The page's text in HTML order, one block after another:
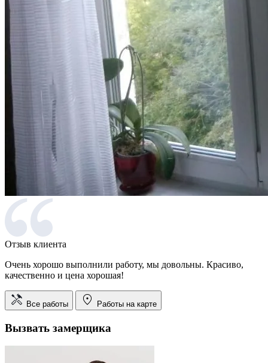
Отзыв клиента
Очень хорошо выполнили работу, мы довольны. Красиво,
качественно и цена хорошая!
Все работы Работы на карте
Вызвать замерщика